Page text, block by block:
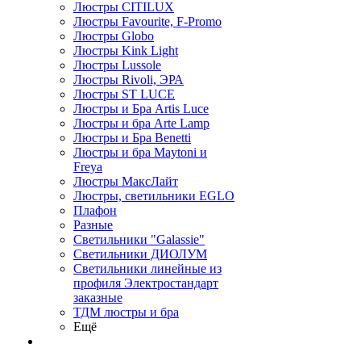
Люстры CITILUX
Люстры Favourite, F-Promo
Люстры Globo
Люстры Kink Light
Люстры Lussole
Люстры Rivoli, ЭРА
Люстры ST LUCE
Люстры и Бра Artis Luce
Люстры и бра Arte Lamp
Люстры и Бра Benetti
Люстры и бра Maytoni и
Freya
Люстры МаксЛайт
Люстры, светильники EGLO
Плафон
Разные
Светильники "Galassie"
Светильники ДИОЛУМ
Светильники линейные из
профиля Электростандарт
заказные
ТДМ люстры и бра
Ещё